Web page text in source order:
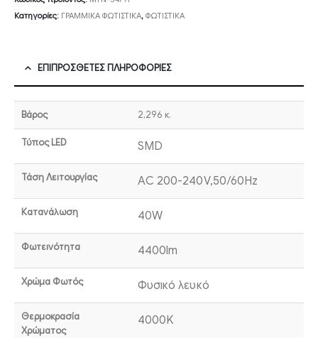
Κατηγορίες: ΓΡΑΜΜΙΚΑ ΦΩΤΙΣΤΙΚΑ, ΦΩΤΙΣΤΙΚΑ
ΕΠΙΠΡΌΣΘΕΤΕΣ ΠΛΗΡΟΦΟΡΊΕΣ
Βάρος 2,296 κ.
Τύπος LED SMD
Τάση Λειτουργίας AC 200-240V,50/60Hz
Κατανάλωση 40W
Φωτεινότητα 4400lm
Χρώμα Φωτός Φυσικό λευκό
Θερμοκρασία
Χρώματος
4000K